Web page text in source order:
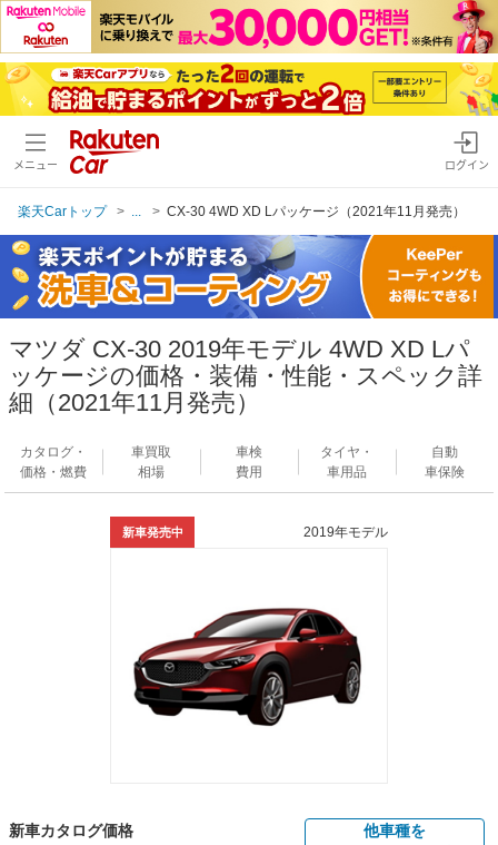
メニュー ログイン
楽天Carトップ CX-30 4WD XD Lパッケージ（2021年11月発売）
マツダ CX-30 2019年モデル 4WD XD Lパ
ッケージの価格・装備・性能・スペック詳
細（2021年11月発売）
カタログ・
価格・燃費
車買取
相場
車検
費用
タイヤ・
車用品
自動
車保険
新車発売中 2019年モデル
新車カタログ価格
他車種を